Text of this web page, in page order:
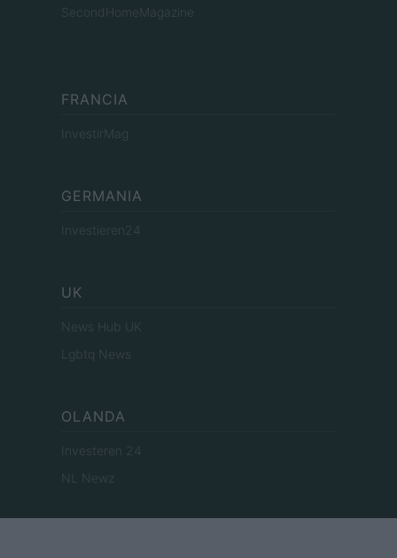
SecondHomeMagazine
FRANCIA
InvestirMag
GERMANIA
Investieren24
UK
News Hub UK
Lgbtq News
OLANDA
Investeren 24
NL Newz